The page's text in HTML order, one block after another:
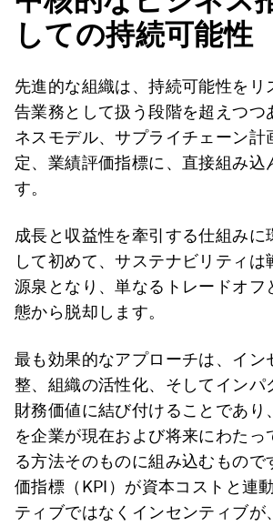
しての持続可能性
先進的な組織は、持続可能性をリ
告業務として扱う段階を超えつつ
ネスモデル、サプライチェーン計
定、業績評価指標に、直接組み込
す。
成長と収益性を牽引する仕組みに
して初めて、サステナビリティは
源泉となり、単なるトレードオフ
態から脱却します。
最も効果的なアプローチは、イン
整、組織の活性化、そしてインパ
財務価値に結び付けることであり
を企業が現在および将来にわたっ
る方法そのものに組み込むもので
価指標（KPI）が資本コストと連
ティブではなくインセンティブが